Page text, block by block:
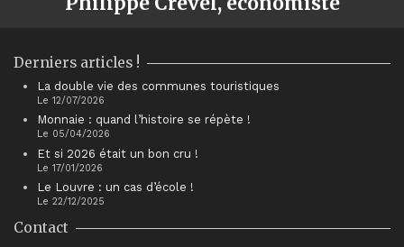
Derniers articles !
La double vie des communes touristiques
Le 12/07/2026
Monnaie : quand l’histoire se répète !
Le 05/04/2026
Et si 2026 était un bon cru !
Le 17/01/2026
Le Louvre : un cas d’école !
Le 22/12/2025
Contact